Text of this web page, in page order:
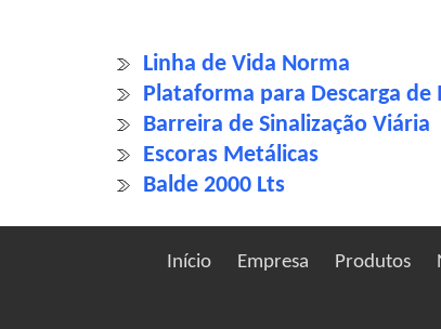
Linha de Vida Norma
Plataforma para Descarga
Barreira de Sinalização Viária
Escoras Metálicas
Balde 2000 Lts
Início Empresa Produtos